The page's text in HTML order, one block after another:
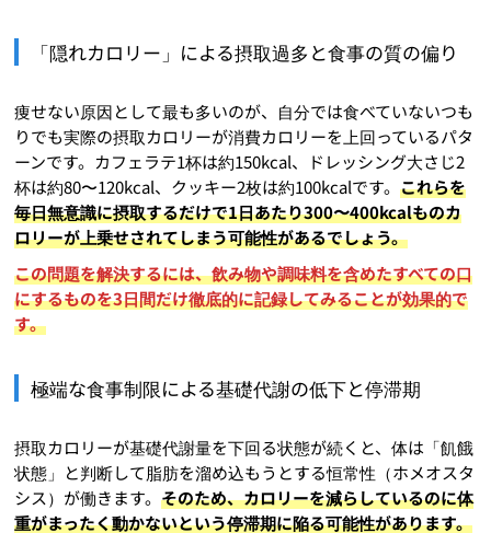
「隠れカロリー」による摂取過多と食事の質の偏り
痩せない原因として最も多いのが、自分では食べていないつも
りでも実際の摂取カロリーが消費カロリーを上回っているパタ
ーンです。カフェラテ1杯は約150kcal、ドレッシング大さじ2
杯は約80〜120kcal、クッキー2枚は約100kcalです。これらを
毎日無意識に摂取するだけで1日あたり300〜400kcalものカ
ロリーが上乗せされてしまう可能性があるでしょう。
この問題を解決するには、飲み物や調味料を含めたすべての口
にするものを3日間だけ徹底的に記録してみることが効果的で
す。
極端な食事制限による基礎代謝の低下と停滞期
摂取カロリーが基礎代謝量を下回る状態が続くと、体は「飢餓
状態」と判断して脂肪を溜め込もうとする恒常性（ホメオスタ
シス）が働きます。そのため、カロリーを減らしているのに体
重がまったく動かないという停滞期に陥る可能性があります。